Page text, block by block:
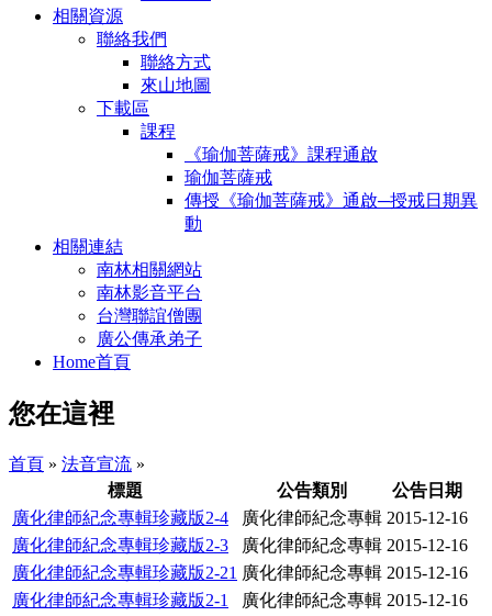
相關資源
聯絡我們
聯絡方式
來山地圖
下載區
課程
《瑜伽菩薩戒》課程通啟
瑜伽菩薩戒
傳授《瑜伽菩薩戒》通啟─授戒日期異
動
相關連結
南林相關網站
南林影音平台
台灣聯誼僧團
廣公傳承弟子
Home首頁
您在這裡
首頁 » 法音宣流 »
標題
公告類別
公告日期
廣化律師紀念專輯珍藏版2-4
廣化律師紀念專輯 2015-12-16
廣化律師紀念專輯珍藏版2-3
廣化律師紀念專輯 2015-12-16
廣化律師紀念專輯珍藏版2-21 廣化律師紀念專輯 2015-12-16
廣化律師紀念專輯珍藏版2-1
廣化律師紀念專輯 2015-12-16